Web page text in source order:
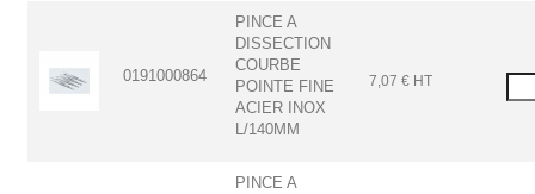
0191000864
PINCE A
DISSECTION
COURBE
POINTE FINE
ACIER INOX
L/140MM
7,07 € HT
PINCE A